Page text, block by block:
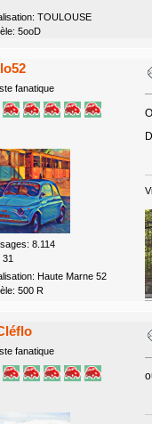
TOULOUSE
5ooD
fanatique
8.114
31
Haute Marne 52
500 R
fanatique